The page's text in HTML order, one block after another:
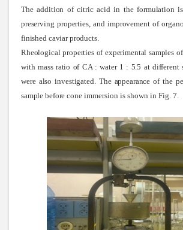
The addition of citric acid in the formulation
preserving properties, and improvement of
finished caviar products.
Rheological properties of experimental samples
with mass ratio of CA : water 1 : 5.5 at different
were also investigated. The appearance of the
sample before cone immersion is shown in Fig. 7.